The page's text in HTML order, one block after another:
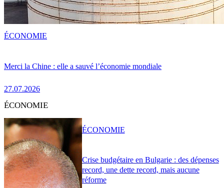
Merci la Chine : elle a sauvé l’économie mondiale
27.07.2026
ÉCONOMIE
ÉCONOMIE
Crise budgétaire en Bulgarie : des dépenses
record, une dette record, mais aucune
réforme
ÉCONOMIE